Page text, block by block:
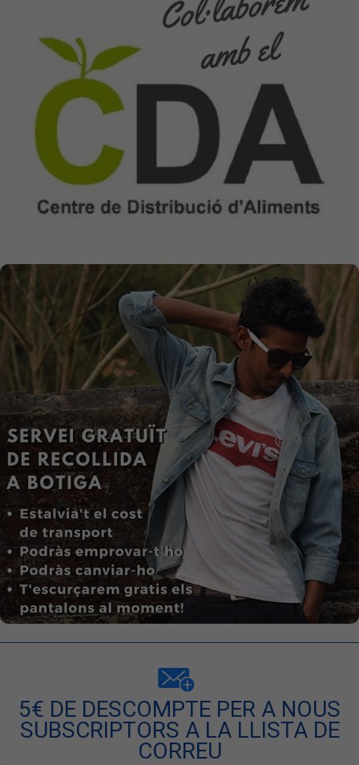
5€ DE DESCOMPTE PER A NOUS
SUBSCRIPTORS A LA LLISTA DE
CORREU